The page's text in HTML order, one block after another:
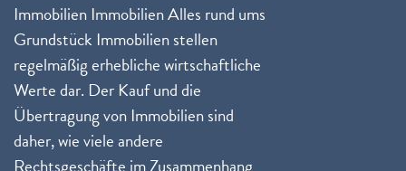
Immobilien Immobilien Alles rund ums
Grundstück Immobilien stellen
regelmäßig erhebliche wirtschaftliche
Werte dar. Der Kauf und die
Übertragung von Immobilien sind
daher, wie viele andere